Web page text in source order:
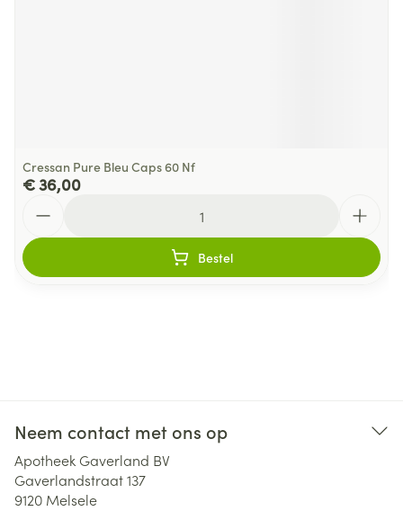
Cressan Pure Bleu Caps 60 Nf
€ 36,00
Bestel
Neem contact met ons op
Apotheek Gaverland BV
Gaverlandstraat 137
9120 Melsele